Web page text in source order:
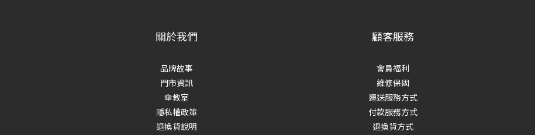
關於我們
品牌故事
門市資訊
傘教室
隱私權政策
退換貨說明
顧客服務
會員福利
維修保固
運送服務方式
付款服務方式
退換貨方式